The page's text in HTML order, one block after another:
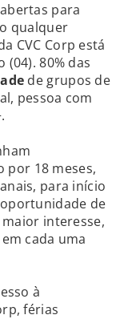
para
qualquer
CVC Corp está
80% das
de grupos de
pessoa com
por 18 meses,
para início
de
interesse,
cada uma
à
férias